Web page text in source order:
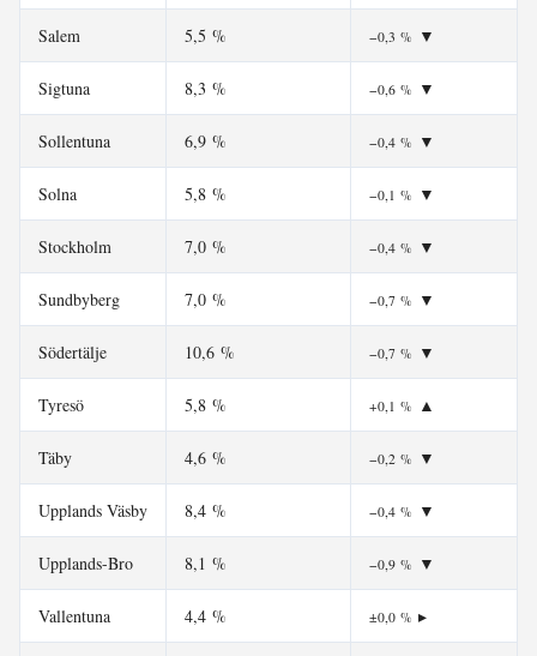
Salem 5,5 % −0,3 % ▼
Sigtuna 8,3 % −0,6 % ▼
Sollentuna 6,9 % −0,4 % ▼
Solna 5,8 % −0,1 % ▼
Stockholm 7,0 % −0,4 % ▼
Sundbyberg 7,0 % −0,7 % ▼
Södertälje 10,6 % −0,7 % ▼
Tyresö 5,8 % +0,1 % ▲
Täby 4,6 % −0,2 % ▼
Upplands Väsby 8,4 % −0,4 % ▼
Upplands-Bro 8,1 % −0,9 % ▼
Vallentuna 4,4 % ±0,0 % ▸